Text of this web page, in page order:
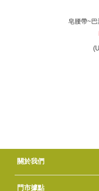
皂腰帶~
(
關於我們
公司簡介
品牌故事
最新消息
隱私權聲明
版權聲明
門市據點